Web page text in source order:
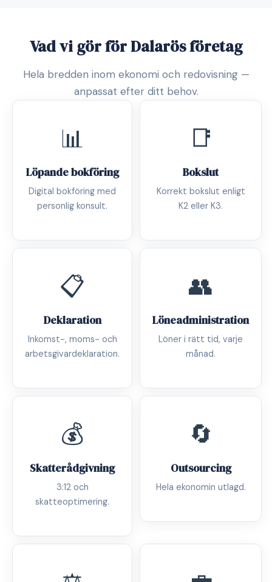
Vad vi gör för Dalarös företag
Hela bredden inom ekonomi och redovisning —
anpassat efter ditt behov.
📊
Löpande bokföring
Digital bokföring med
personlig konsult.
📑
Bokslut
Korrekt bokslut enligt
K2 eller K3.
📋
Deklaration
Inkomst-, moms- och
arbetsgivardeklaration.
👥
Löneadministration
Löner i rätt tid, varje
månad.
💰
Skatterådgivning
3:12 och
skatteoptimering.
🔄
Outsourcing
Hela ekonomin utlagd.